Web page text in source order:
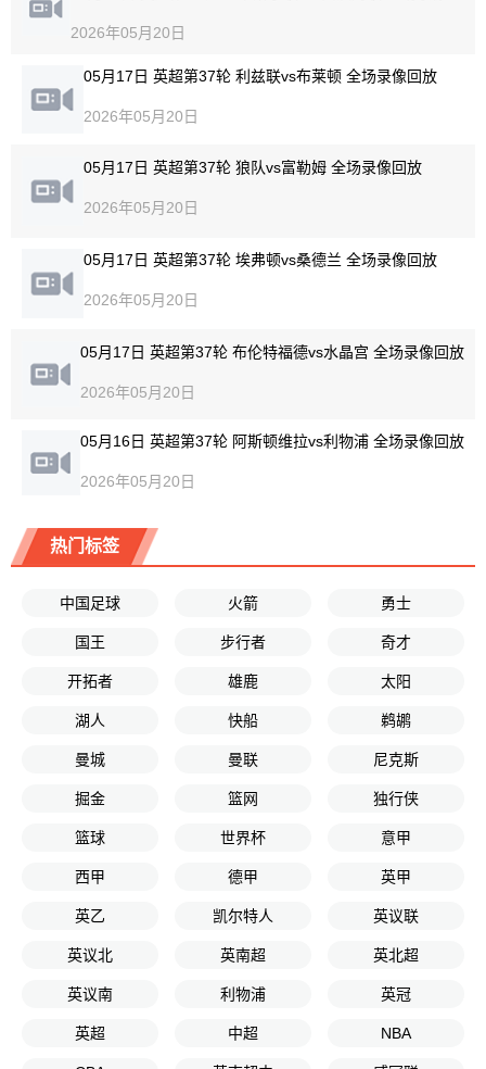
2026年05月20日
05月17日 英超第37轮 利兹联vs布莱顿 全场录像回放
2026年05月20日
05月17日 英超第37轮 狼队vs富勒姆 全场录像回放
2026年05月20日
05月17日 英超第37轮 埃弗顿vs桑德兰 全场录像回放
2026年05月20日
05月17日 英超第37轮 布伦特福德vs水晶宫 全场录像回放
2026年05月20日
05月16日 英超第37轮 阿斯顿维拉vs利物浦 全场录像回放
2026年05月20日
热门标签
中国足球 火箭 勇士
国王 步行者 奇才
开拓者 雄鹿 太阳
湖人 快船 鹈鹕
曼城 曼联 尼克斯
掘金 篮网 独行侠
篮球 世界杯 意甲
西甲 德甲 英甲
英乙 凯尔特人 英议联
英议北 英南超 英北超
英议南 利物浦 英冠
英超 中超 NBA